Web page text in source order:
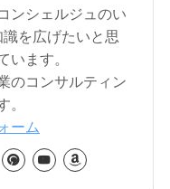
ンシェルジュのい
を広げたいと思
ます。
のコンサルティン
ーム